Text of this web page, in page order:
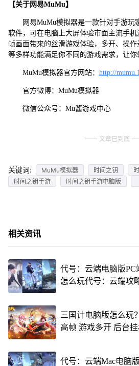
【关于网易MuMu】
网易MuMu模拟器是一款针对手游玩
软件，可在电脑上大屏体验市面主流手
帧画面带来的丝滑游戏体验，多开、操
等多样功能满足你不同的游戏需求，让你
MuMu模拟器官方网站： http://
官方微博：MuMu模拟器
微信公众号：Mu酱游戏中心
文章已到底
关键词: MuMu模拟器 时间之钥
时间之钥手游
时间之钥手游电脑版
相关资讯
代号：云端电脑版
怎么玩代号：云端攻
三国计电脑版怎么玩
高帧 游戏多开 后台
代号：云端Mac电脑